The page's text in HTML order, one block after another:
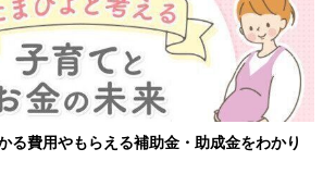
【ワクチン接種できるものも】妊婦の感染症